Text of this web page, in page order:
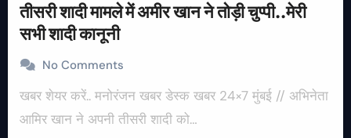
तीसरी शादी मामले में अमीर खान ने तोड़ी चुप्पी..मेरी
सभी शादी कानूनी
No Comments
खबर शेयर करें.. मनोरंजन खबर डेस्क खबर 24×7 मुंबई // अभिनेता
आमिर खान ने अपनी तीसरी शादी को…